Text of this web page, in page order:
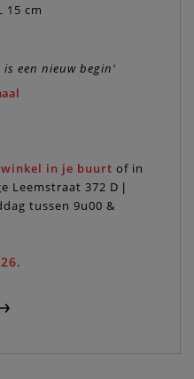
15 cm
is een nieuw begin'
in je buurt of in
Leemstraat 372 D |
tussen 9u00 &